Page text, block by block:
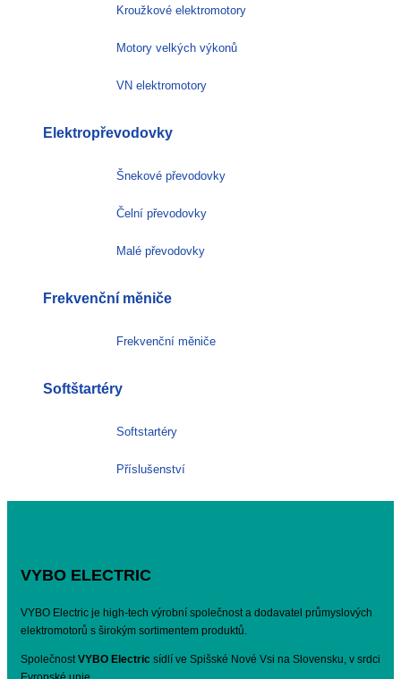
Kroužkové elektromotory
Motory velkých výkonů
VN elektromotory
Elektropřevodovky
Šnekové převodovky
Čelní převodovky
Malé převodovky
Frekvenční měniče
Frekvenční měniče
Softštartéry
Softstartéry
Příslušenství
VYBO ELECTRIC
VYBO Electric je high-tech výrobní společnost a dodavatel průmyslových
elektromotorů s širokým sortimentem produktů.
SpolečnostVYBO Electric sídlí ve Spišské Nové Vsi na Slovensku, v srdci